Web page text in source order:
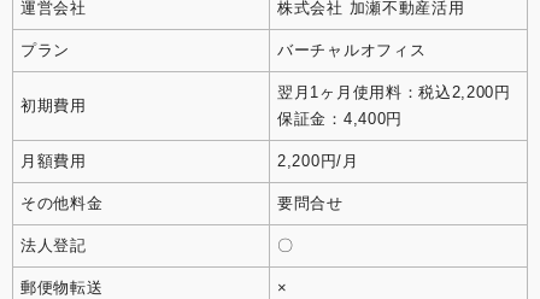
運営会社 株式会社 加瀬不動産活用
プラン バーチャルオフィス
初期費用
翌月1ヶ月使用料：税込2,200円
保証金：4,400円
月額費用 2,200円/月
その他料金 要問合せ
法人登記 〇
郵便物転送 ×